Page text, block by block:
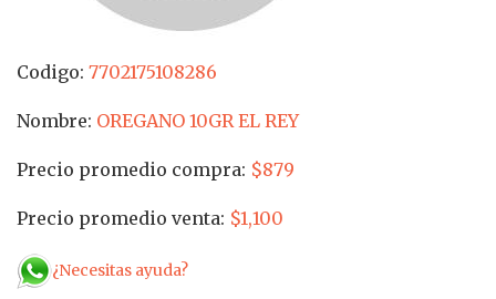
Codigo: 7702175108286
Nombre: OREGANO 10GR EL REY
Precio promedio compra: $879
Precio promedio venta: $1,100
¿Necesitas ayuda?